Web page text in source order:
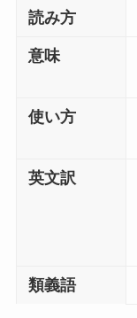
読み方
意味
使い方
英文訳
類義語